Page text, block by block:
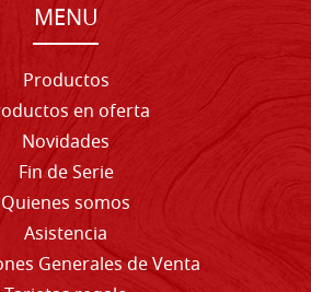
MENU
Productos
en oferta
Novidades
Fin de Serie
Quienes somos
Asistencia
Generales de Venta